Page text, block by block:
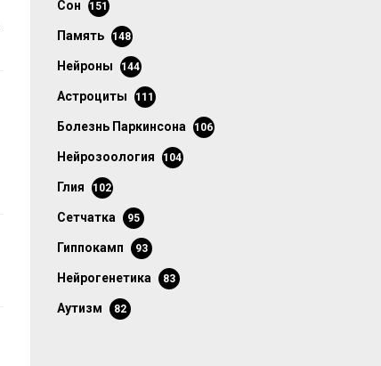
сон 151
память 148
нейроны 144
астроциты 111
болезнь Паркинсона 106
нейрозоология 104
глия 102
сетчатка 95
гиппокамп 93
нейрогенетика 83
аутизм 82